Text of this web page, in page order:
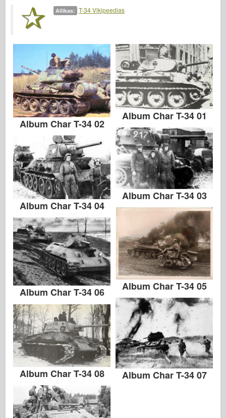
Allikas: T-34 Vikipeedias
Album Char T-34 02
Album Char T-34 01
Album Char T-34 03
Album Char T-34 04
Album Char T-34 05
Album Char T-34 06
Album Char T-34 07
Album Char T-34 08